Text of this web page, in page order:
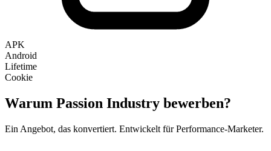
APK
Android
Lifetime
Cookie
Warum Passion Industry bewerben?
Ein Angebot, das konvertiert. Entwickelt für Performance-Marketer.